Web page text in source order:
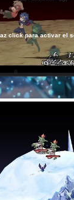
Unmute /
Loaded:
100.00%
click para activar el